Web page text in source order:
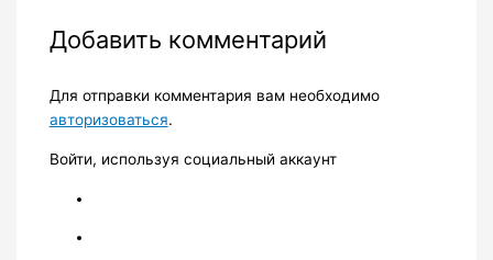
Добавить комментарий
Для отправки комментария вам необходимо
авторизоваться.
Войти, используя социальный аккаунт